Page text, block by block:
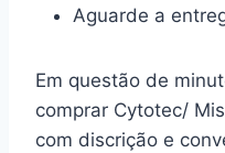
Aguarde a
Em questão de
comprar Cytotec/
com discrição e